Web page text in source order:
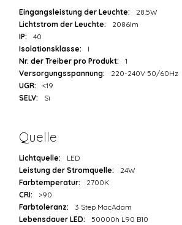
Eingangsleistung der Leuchte:
28.5W
Lichtstrom der Leuchte:
2086lm
IP:
40
Isolationsklasse:
I
Nr. der Treiber pro Produkt:
1
Versorgungsspannung:
220-240V 50/60Hz
UGR:
<19
SELV:
Sì
Quelle
Lichtquelle:
LED
Leistung der Stromquelle:
24W
Farbtemperatur:
2700K
CRI:
>90
Farbtoleranz:
3 Step MacAdam
Lebensdauer LED:
50000h L90 B10